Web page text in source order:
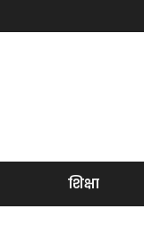
शिक्षा